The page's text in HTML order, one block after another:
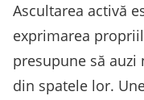
Ascultarea activă
exprimarea
presupune să
din spatele lor.